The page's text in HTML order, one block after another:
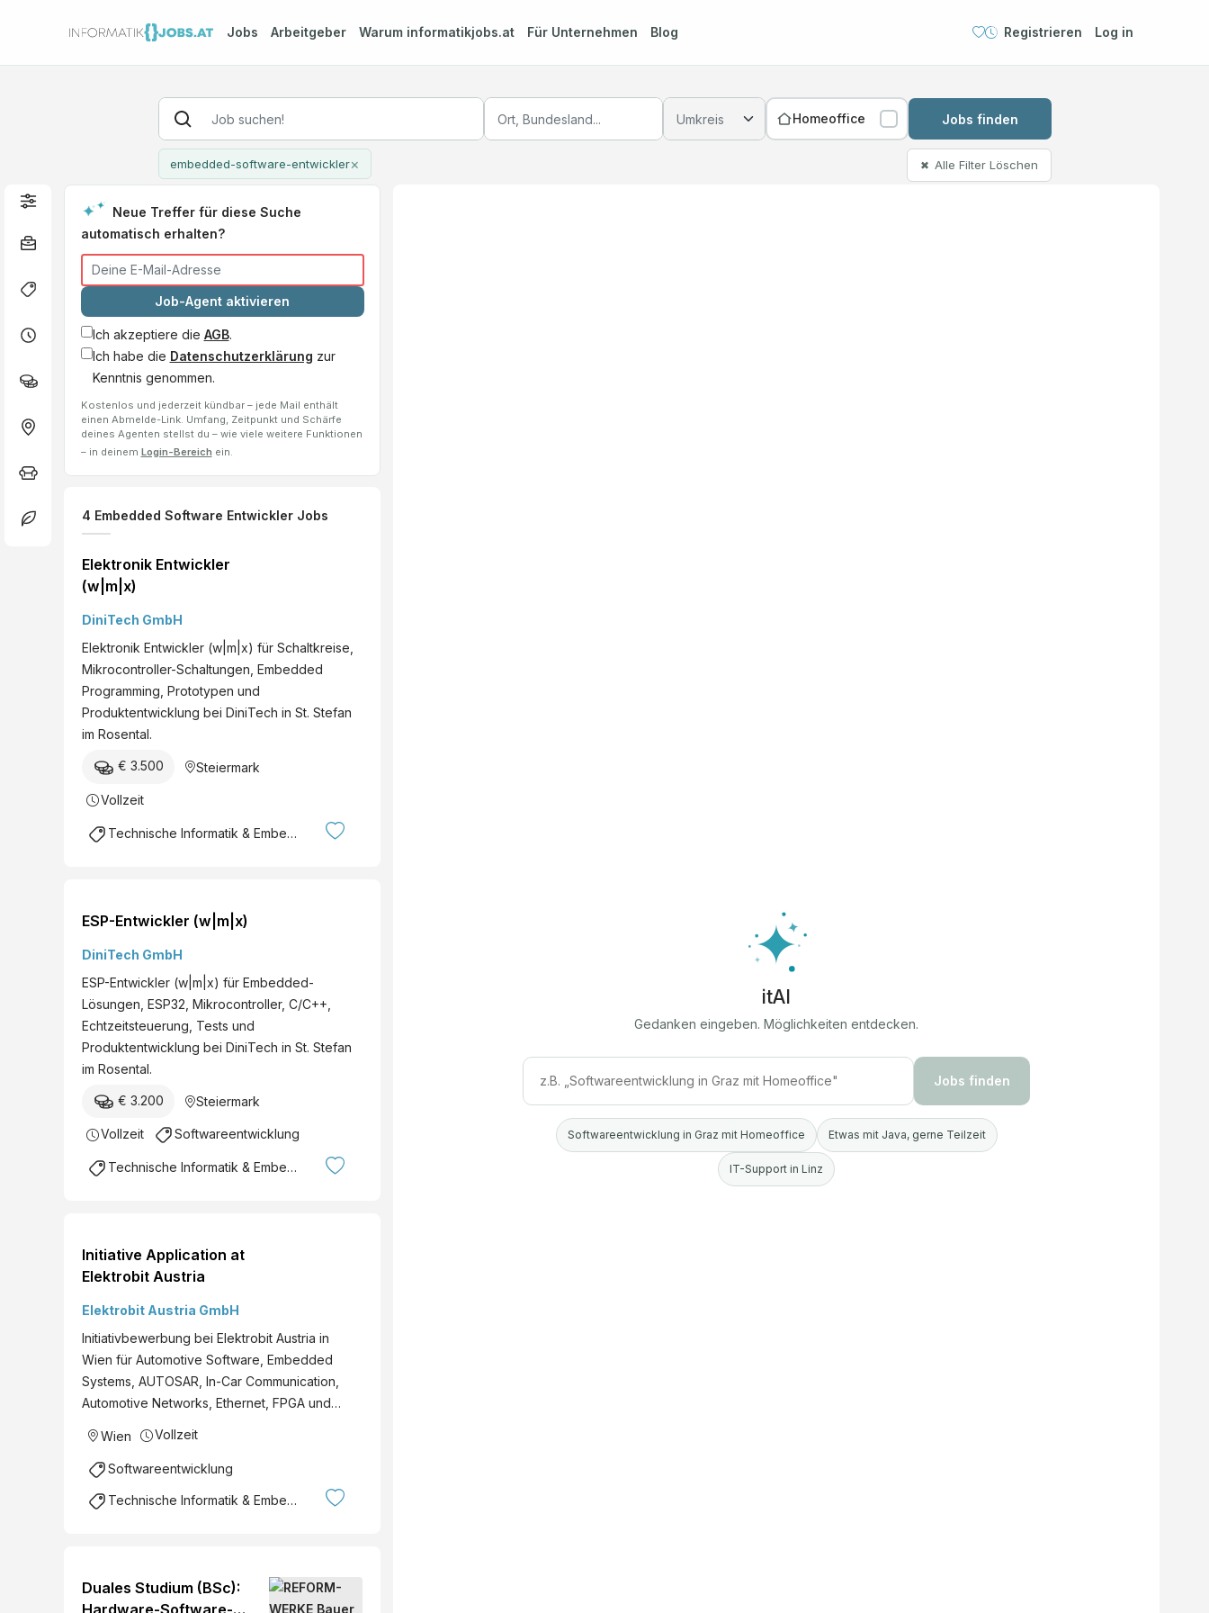
Jobs Arbeitgeber Warum informatikjobs.at Für Unternehmen Blog Registrieren Log in
Homeoffice Jobs finden
embedded-software-entwickler× ✖ Alle Filter Löschen
Neue Treffer für diese Suche
automatisch erhalten?
Job-Agent aktivieren
Ich akzeptiere die AGB.
Ich habe die Datenschutzerklärung zur
Kenntnis genommen.
Kostenlos und jederzeit kündbar – jede Mail enthält
einen Abmelde-Link. Umfang, Zeitpunkt und Schärfe
deines Agenten stellst du – wie viele weitere Funktionen
– in deinem Login-Bereich ein.
4 Embedded Software Entwickler Jobs
Elektronik Entwickler
(w|m|x)
DiniTech GmbH
Elektronik Entwickler (w|m|x) für Schaltkreise,
Mikrocontroller-Schaltungen, Embedded
Programming, Prototypen und
Produktentwicklung bei DiniTech in St. Stefan
im Rosental.
€ 3.500 Steiermark
Vollzeit
Technische Informatik & Embedded Systems
ESP-Entwickler (w|m|x)
DiniTech GmbH
ESP-Entwickler (w|m|x) für Embedded-
Lösungen, ESP32, Mikrocontroller, C/C++,
Echtzeitsteuerung, Tests und
Produktentwicklung bei DiniTech in St. Stefan
im Rosental.
€ 3.200 Steiermark
Vollzeit Softwareentwicklung
Technische Informatik & Embedded Systems
Initiative Application at
Elektrobit Austria
Elektrobit Austria GmbH
Initiativbewerbung bei Elektrobit Austria in
Wien für Automotive Software, Embedded
Systems, AUTOSAR, In-Car Communication,
Automotive Networks, Ethernet, FPGA und…
Wien Vollzeit
Softwareentwicklung
Technische Informatik & Embedded Systems
Duales Studium (BSc):
Hardware-Software-
itAI
Gedanken eingeben. Möglichkeiten entdecken.
Jobs finden
Softwareentwicklung in Graz mit Homeoffice Etwas mit Java, gerne Teilzeit
IT-Support in Linz